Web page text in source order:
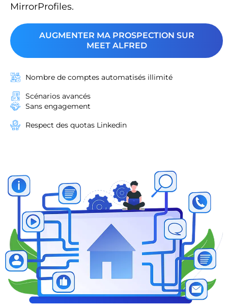
MirrorProfiles.
AUGMENTER MA PROSPECTION SUR
MEET ALFRED
Nombre de comptes automatisés illimité
Scénarios avancés
Sans engagement
Respect des quotas Linkedin